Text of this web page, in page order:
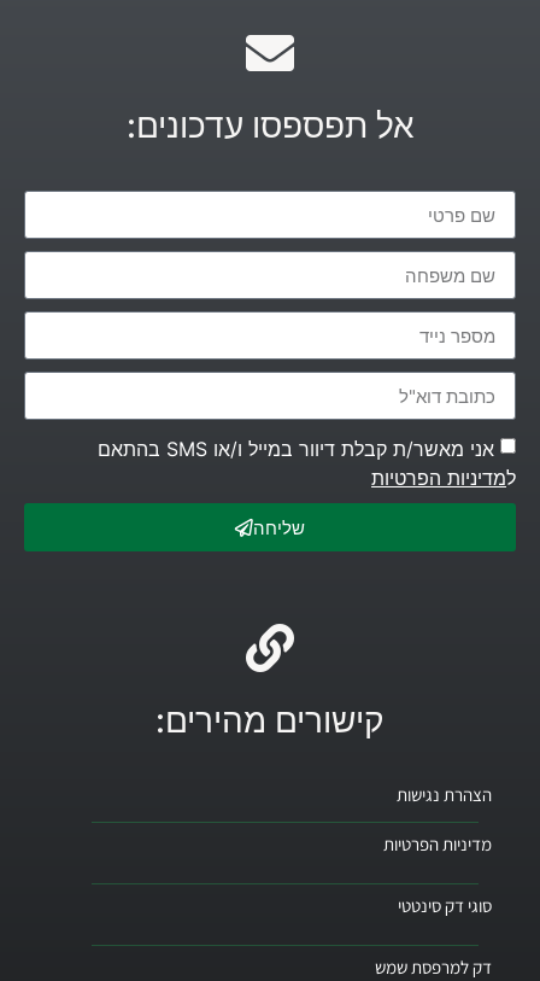
אל תפספסו עדכונים:
אני מאשר/ת קבלת דיוור במייל ו/או SMS בהתאם
למדיניות הפרטיות
שליחה
קישורים מהירים:
הצהרת נגישות
מדיניות הפרטיות
סוגי דק סינטטי
דק למרפסת שמש